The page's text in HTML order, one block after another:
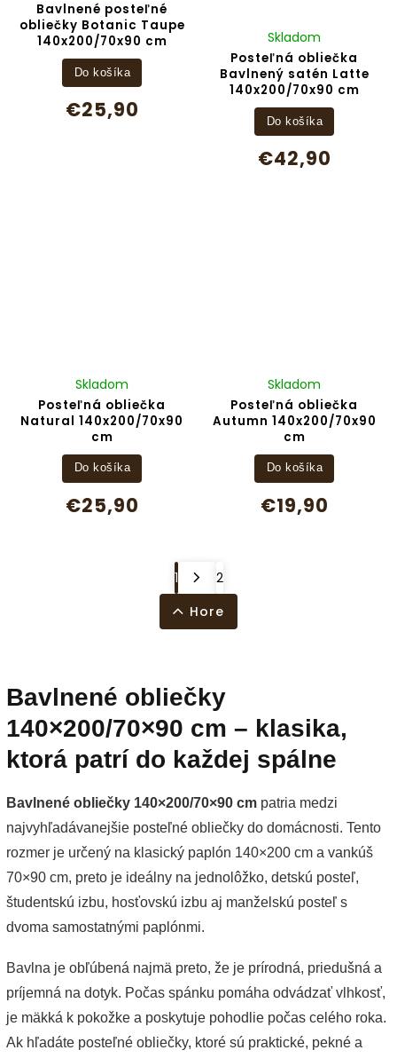
Bavlnené posteľné
obliečky Botanic Taupe
140x200/70x90 cm
€25,90
Do košíka
Posteľná obliečka
Bavlnený satén Latte
140x200/70x90 cm
Skladom
€42,90
Do košíka
Posteľná obliečka
Natural 140x200/70x90
cm
Skladom
€25,90
Do košíka
Posteľná obliečka
Autumn 140x200/70x90
cm
Skladom
€19,90
Do košíka
1
2
Hore
Bavlnené obliečky
140×200/70×90 cm – klasika,
ktorá patrí do každej spálne
Bavlnené obliečky 140×200/70×90 cm patria medzi
najvyhľadávanejšie posteľné obliečky do domácnosti. Tento
rozmer je určený na klasický paplón 140×200 cm a vankúš
70×90 cm, preto je ideálny na jednolôžko, detskú posteľ,
študentskú izbu, hosťovskú izbu aj manželskú posteľ s
dvoma samostatnými paplónmi.
Bavlna je obľúbená najmä preto, že je prírodná, priedušná a
príjemná na dotyk. Počas spánku pomáha odvádzať vlhkosť,
je mäkká k pokožke a poskytuje pohodlie počas celého roka.
Ak hľadáte posteľné obliečky, ktoré sú praktické, pekné a